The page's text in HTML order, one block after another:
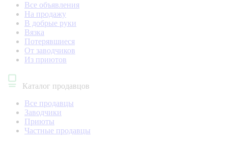
Все объявления
На продажу
В добрые руки
Вязка
Потерявшиеся
От заводчиков
Из приютов
Каталог продавцов
Все продавцы
Заводчики
Приюты
Частные продавцы